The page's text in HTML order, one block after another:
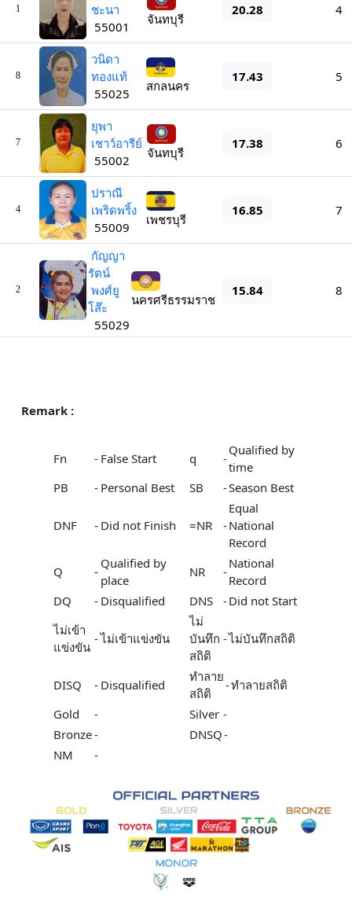
1
ชะนา
55001
จันทบุรี
20.28 4
8
วนิดา
ทองแท้
55025
สกลนคร
17.43 5
7
ยุพา
เชาว์อารีย์
55002
จันทบุรี
17.38 6
4
ปราณี
เพริดพริ้ง
55009
เพชรบุรี
16.85 7
2
กัญญา
รัตน์
พงศ์ยู
โส๊ะ
55029
นครศรีธรรมราช
15.84 8
Remark :
Fn - False Start q -
Qualified by
time
PB
- Personal Best SB -Season Best
DNF - Did not Finish =NR -
Equal
National
Record
Q
-
Qualified by
place
NR -
National
Record
DQ
- Disqualified DNS -Did not Start
ไม่เข้า
แข่งขัน
-ไม่เข้าแข่งขัน
ไม่
บันทึก
สถิติ
-ไม่บันทึกสถิติ
DISQ - Disqualified
ทำลาย
สถิติ
-ทำลายสถิติ
Gold
- Silver -
Bronze- DNSQ-
NM
-